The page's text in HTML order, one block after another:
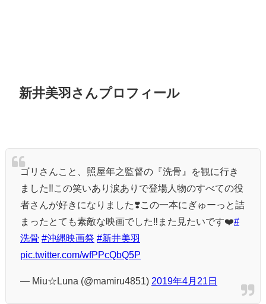
新井美羽さんプロフィール
ゴリさんこと、照屋年之監督の『洗骨』を観に行き
ました‼️この笑いあり涙ありで登場人物のすべての役
者さんが好きになりました❣️この一本にぎゅーっと詰
まったとても素敵な映画でした‼️また見たいです❤️#
洗骨 #沖縄映画祭 #新井美羽
pic.twitter.com/wfPPcQbQ5P
— Miu☆Luna (@mamiru4851) 2019年4月21日